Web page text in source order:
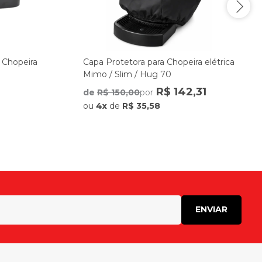
Capa Protetora para Chopeira elétrica
Mimo / Slim / Hug 70
de R$ 150,00por R$ 142,31
ou 4x de R$ 35,58
ENVIAR